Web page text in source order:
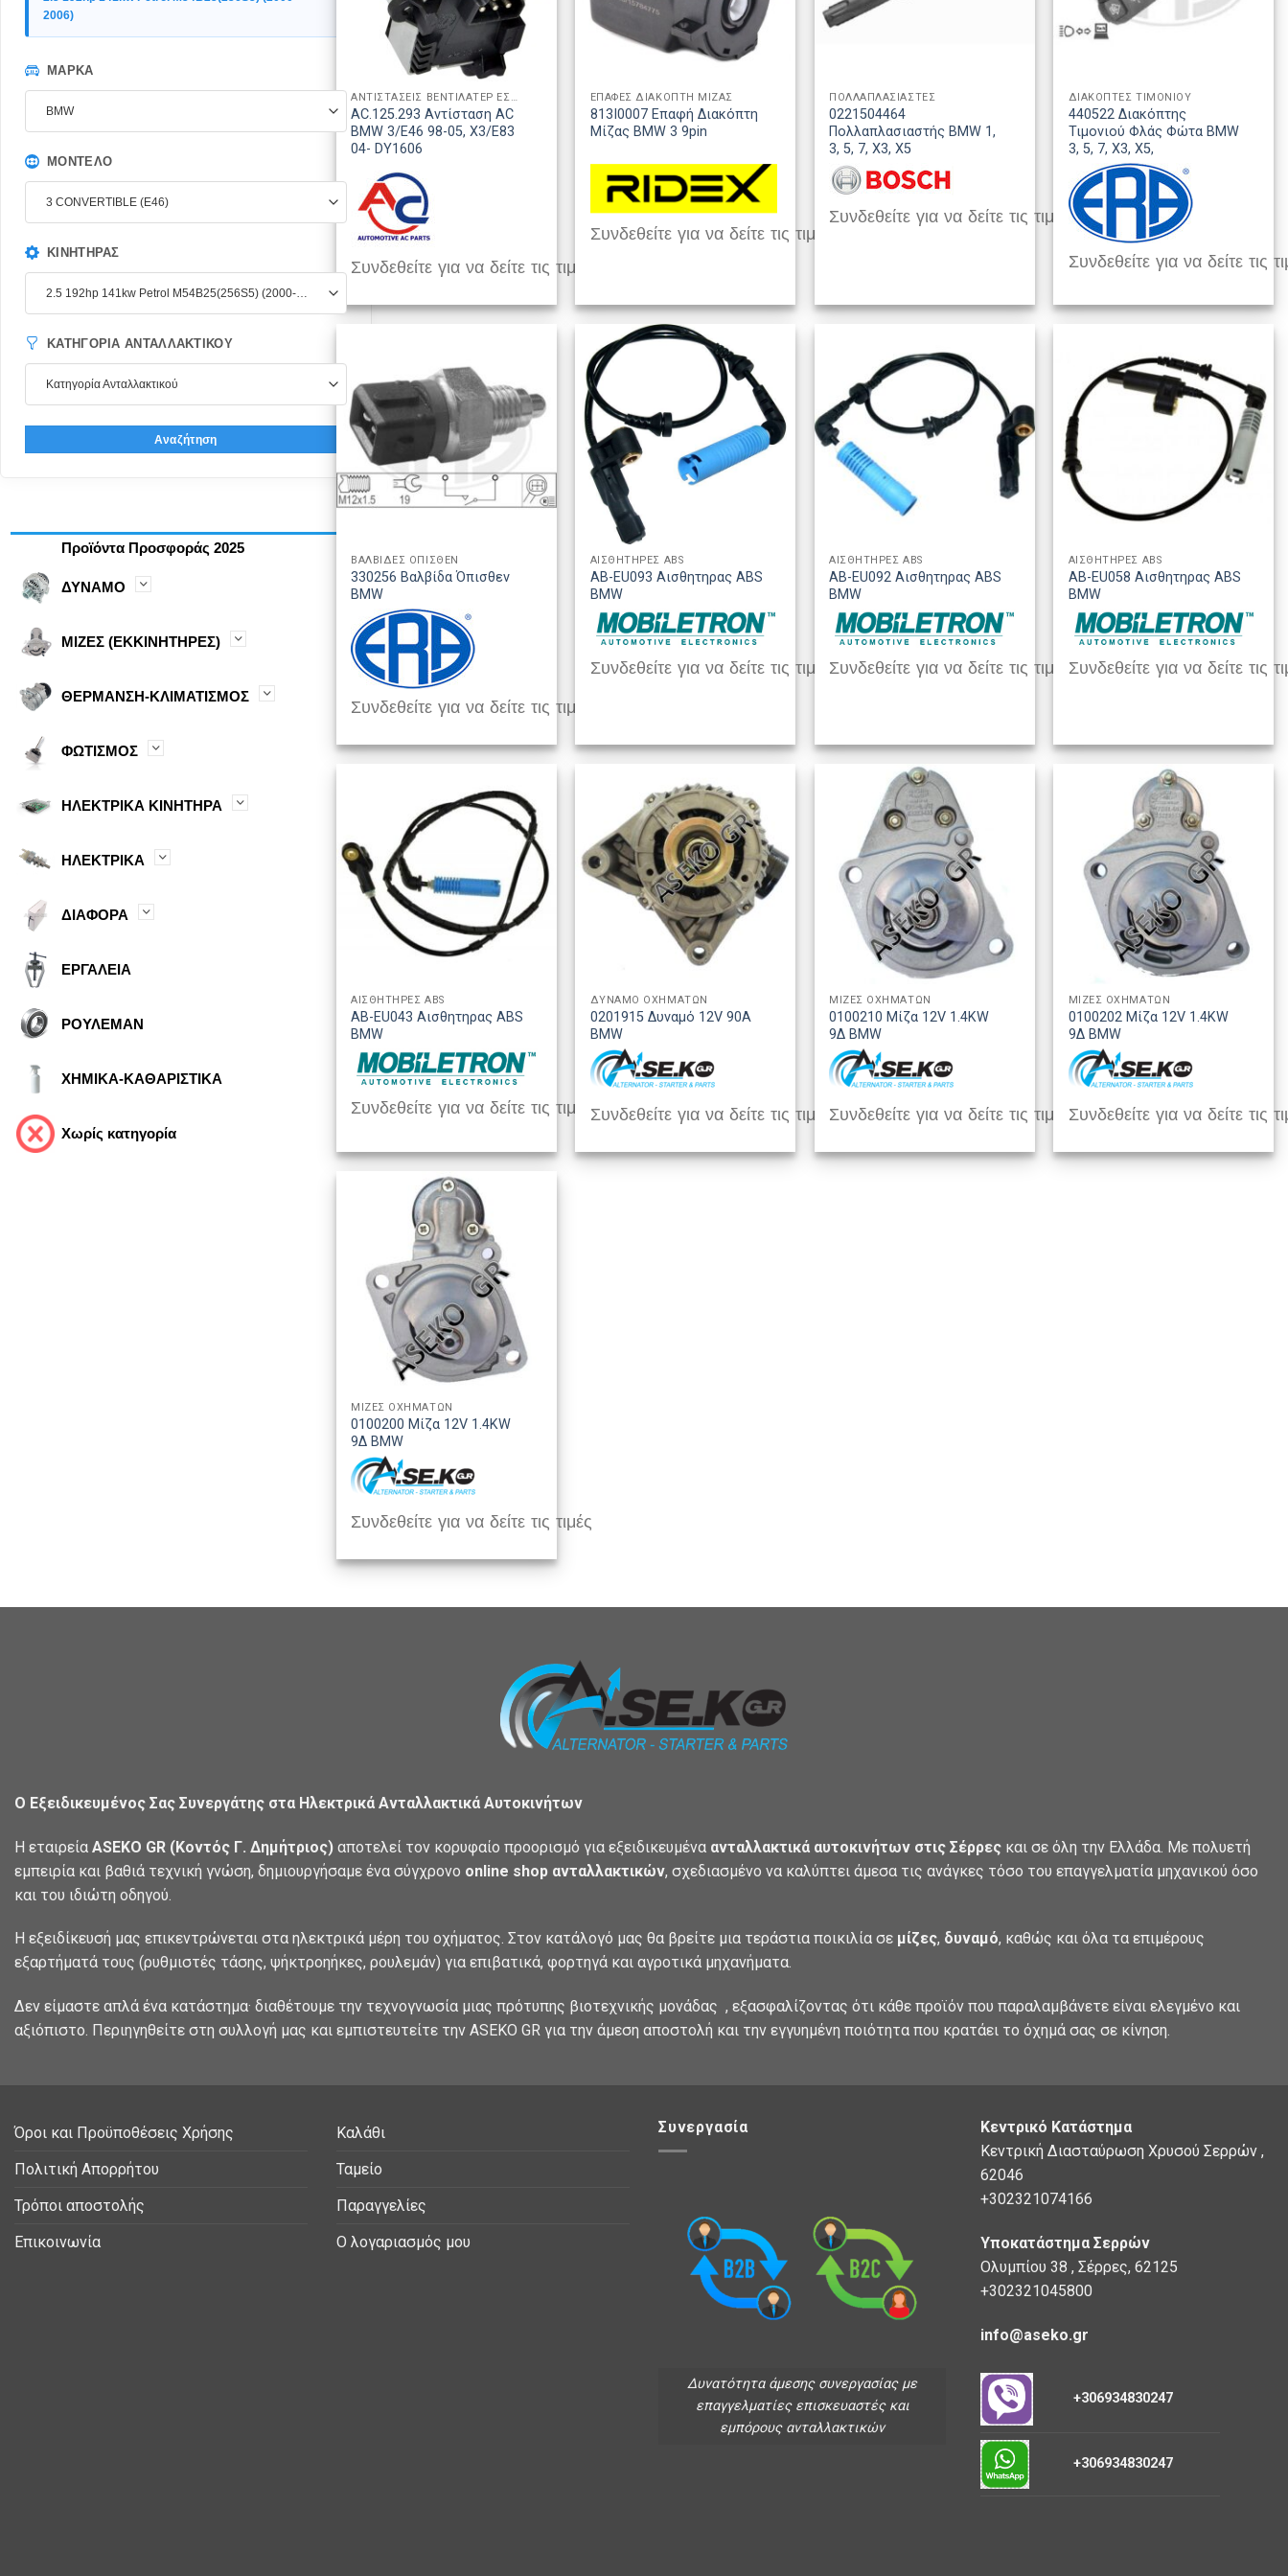
2006)
ΜΆΡΚΑ
BMW
ΜΟΝΤΈΛΟ
3 CONVERTIBLE (E46)
ΚΙΝΗΤΉΡΑΣ
2.5 192hp 141kw Petrol M54B25(256S5) (2000-2006)
ΚΑΤΗΓΟΡΊΑ ΑΝΤΑΛΛΑΚΤΙΚΟΎ
Κατηγορία Ανταλλακτικού
Αναζήτηση
Προϊόντα Προσφοράς 2025
ΔΥΝΑΜΟ
ΜΙΖΕΣ (ΕΚΚΙΝΗΤΗΡΕΣ)
ΘΕΡΜΑΝΣΗ-ΚΛΙΜΑΤΙΣΜΟΣ
ΦΩΤΙΣΜΟΣ
ΗΛΕΚΤΡΙΚΑ ΚΙΝΗΤΗΡΑ
ΗΛΕΚΤΡΙΚΑ
ΔΙΑΦΟΡΑ
ΕΡΓΑΛΕΙΑ
ΡΟΥΛΕΜΑΝ
ΧΗΜΙΚΑ-ΚΑΘΑΡΙΣΤΙΚΑ
Χωρίς κατηγορία
ΑΝΤΙΣΤΑΣΕΙΣ ΒΕΝΤΙΛΑΤΕΡ ΕΣΩΤΕΡΙΚΟΥ ΧΩΡΟΥ
AC.125.293 Αντίσταση AC
BMW 3/E46 98-05, X3/E83
04- DY1606
Συνδεθείτε για να δείτε τις τιμές
ΕΠΑΦΕΣ ΔΙΑΚΟΠΤΗ ΜΙΖΑΣ
813I0007 Επαφή Διακόπτη
Μίζας BMW 3 9pin
Συνδεθείτε για να δείτε τις τιμές
ΠΟΛΛΑΠΛΑΣΙΑΣΤΕΣ
0221504464
Πολλαπλασιαστής BMW 1,
3, 5, 7, Χ3, Χ5
Συνδεθείτε για να δείτε τις τιμές
ΔΙΑΚΟΠΤΕΣ ΤΙΜΟΝΙΟΥ
440522 Διακόπτης
Τιμονιού Φλάς Φώτα BMW
3, 5, 7, X3, X5,
Συνδεθείτε για να δείτε τις
ΒΑΛΒΙΔΕΣ ΟΠΙΣΘΕΝ
330256 Βαλβίδα Όπισθεν
BMW
Συνδεθείτε για να δείτε τις τιμές
ΑΙΣΘΗΤΗΡΕΣ ABS
AB-EU093 Αισθητηρας ABS
BMW
Συνδεθείτε για να δείτε τις τιμές
ΑΙΣΘΗΤΗΡΕΣ ABS
AB-EU092 Αισθητηρας ABS
BMW
Συνδεθείτε για να δείτε τις τιμές
ΑΙΣΘΗΤΗΡΕΣ ABS
AB-EU058 Αισθητηρας ABS
BMW
Συνδεθείτε για να δείτε τις
ΑΙΣΘΗΤΗΡΕΣ ABS
AB-EU043 Αισθητηρας ABS
BMW
Συνδεθείτε για να δείτε τις τιμές
ΔΥΝΑΜΟ ΟΧΗΜΑΤΩΝ
0201915 Δυναμό 12V 90A
BMW
Συνδεθείτε για να δείτε τις τιμές
ΜΙΖΕΣ ΟΧΗΜΑΤΩΝ
0100210 Μίζα 12V 1.4KW
9Δ BMW
Συνδεθείτε για να δείτε τις τιμές
ΜΙΖΕΣ ΟΧΗΜΑΤΩΝ
0100202 Μίζα 12V 1.4KW
9Δ BMW
Συνδεθείτε για να δείτε τις
ΜΙΖΕΣ ΟΧΗΜΑΤΩΝ
0100200 Μίζα 12V 1.4KW
9Δ BMW
Συνδεθείτε για να δείτε τις τιμές
Ο Εξειδικευμένος Σας Συνεργάτης στα Ηλεκτρικά Ανταλλακτικά Αυτοκινήτων
Η εταιρεία ASEKO GR (Κοντός Γ. Δημήτριος) αποτελεί τον κορυφαίο προορισμό για εξειδικευμένα ανταλλακτικά αυτοκινήτων στις Σέρρες και σε όλη την Ελλάδα. Με πολυετή
εμπειρία και βαθιά τεχνική γνώση, δημιουργήσαμε ένα σύγχρονο online shop ανταλλακτικών, σχεδιασμένο να καλύπτει άμεσα τις ανάγκες τόσο του επαγγελματία μηχανικού όσο
και του ιδιώτη οδηγού.
Η εξειδίκευσή μας επικεντρώνεται στα ηλεκτρικά μέρη του οχήματος. Στον κατάλογό μας θα βρείτε μια τεράστια ποικιλία σε μίζες, δυναμό, καθώς και όλα τα επιμέρους
εξαρτήματά τους (ρυθμιστές τάσης, ψήκτροηήκες, ρουλεμάν) για επιβατικά, φορτηγά και αγροτικά μηχανήματα.
Δεν είμαστε απλά ένα κατάστημα· διαθέτουμε την τεχνογνωσία μιας πρότυπης βιοτεχνικής μονάδας , εξασφαλίζοντας ότι κάθε προϊόν που παραλαμβάνετε είναι ελεγμένο και
αξιόπιστο. Περιηγηθείτε στη συλλογή μας και εμπιστευτείτε την ASEKO GR για την άμεση αποστολή και την εγγυημένη ποιότητα που κρατάει το όχημά σας σε κίνηση.
Όροι και Προϋποθέσεις Χρήσης
Πολιτική Απορρήτου
Τρόποι αποστολής
Επικοινωνία
Καλάθι
Ταμείο
Παραγγελίες
Ο λογαριασμός μου
Συνεργασία
Δυνατότητα άμεσης συνεργασίας με
επαγγελματίες επισκευαστές και
εμπόρους ανταλλακτικών
Κεντρικό Κατάστημα
Κεντρική Διασταύρωση Χρυσού Σερρών ,
62046
+302321074166
Υποκατάστημα Σερρών
Ολυμπίου 38 , Σέρρες, 62125
+302321045800
info@aseko.gr
+306934830247
+306934830247